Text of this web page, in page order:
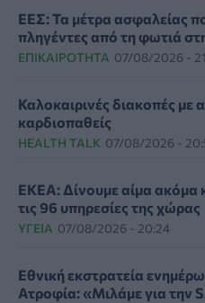
ΕΕΣ: Τα μέτρα ασφαλείας
πληγέντες από τη φωτιά
ΕΠΙΚΑΙΡΌΤΗΤΑ 07/08/2026 -
Καλοκαιρινές διακοπές με
καρδιοπαθείς
HEALTH TALK 07/08/2026 -
ΕΚΕΑ: Δίνουμε αίμα ακόμα
τις 96 υπηρεσίες της χώρας
ΥΓΕΊΑ 07/08/2026 - 20:24
Εθνική εκστρατεία
Ατροφία: «Μιλάμε για την